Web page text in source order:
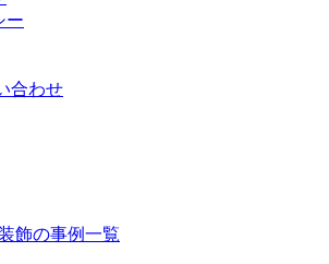
ー
合わせ
飾の事例一覧